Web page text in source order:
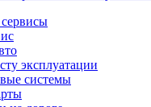
эксплуатации
системы